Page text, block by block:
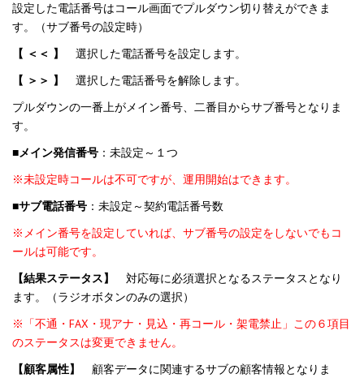
設定した電話番号はコール画面でプルダウン切り替えができま
す。（サブ番号の設定時）
【 ＜＜ 】
選択した電話番号を設定します。
【 ＞＞ 】
選択した電話番号を解除します。
プルダウンの一番上がメイン番号、二番目からサブ番号となりま
す。
■メイン発信番号 ：未設定～１つ
※未設定時コールは不可ですが、運用開始はできます。
■サブ電話番号 ：未設定～契約電話番号数
※メイン番号を設定していれば、サブ番号の設定をしないでもコ
ールは可能です。
【結果ステータス】
対応毎に必須選択となるステータスとなり
ます。（ラジオボタンのみの選択）
※「不通・FAX・現アナ・見込・再コール・架電禁止」この６項目
のステータスは変更できません。
【顧客属性】
顧客データに関連するサブの顧客情報となりま